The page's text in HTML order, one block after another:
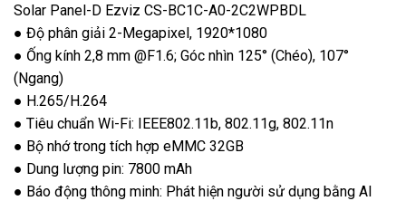
Solar Panel-D Ezviz CS-BC1C-A0-2C2WPBDL
● Độ phân giải 2-Megapixel, 1920*1080
● Ống kính 2,8 mm @F1.6; Góc nhìn 125° (Chéo), 107°
(Ngang)
● H.265/H.264
● Tiêu chuẩn Wi-Fi: IEEE802.11b, 802.11g, 802.11n
● Bộ nhớ trong tích hợp eMMC 32GB
● Dung lượng pin: 7800 mAh
● Báo động thông minh: Phát hiện người sử dụng bằng AI